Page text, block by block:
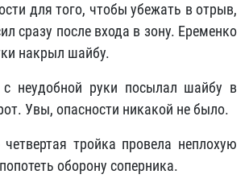
для того, чтобы убежать в отрыв,
сразу после входа в зону. Еременко
накрыл шайбу.
с неудобной руки посылал шайбу в
Увы, опасности никакой не было.
тройка провела неплохую
оборону соперника.